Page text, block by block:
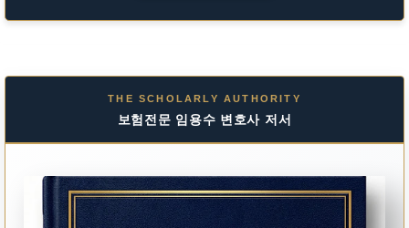
THE SCHOLARLY AUTHORITY
보험전문 임용수 변호사 저서